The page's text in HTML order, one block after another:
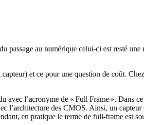
au numérique celui-ci est resté
et ce pour une question de coût.
avec l’acronyme de « Full Frame ». Dans
l’architecture des CMOS. Ainsi, un
en pratique le terme de full-frame est